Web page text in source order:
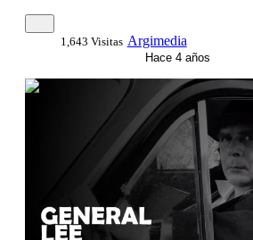
1,643 Visitas Argimedia
Hace 4 años
0:03:35